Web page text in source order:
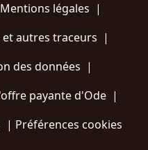
Mentions légales |
autres traceurs |
des données |
payante d'Ode |
| Préférences cookies